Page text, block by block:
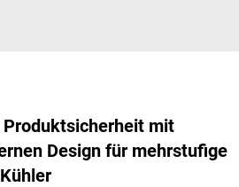
Produktsicherheit mit
Design für mehrstufige